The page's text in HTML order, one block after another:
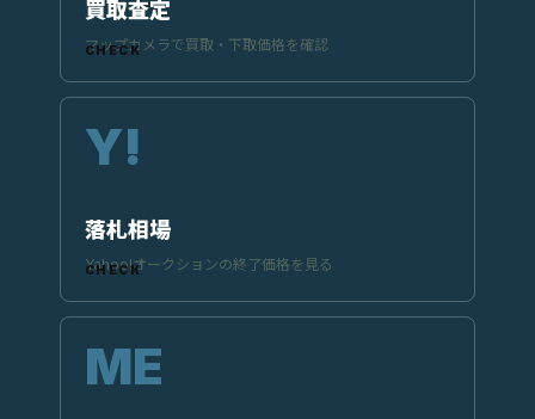
買取査定
マップカメラで買取・下取価格を確認
落札相場
Yahoo!オークションの終了価格を見る